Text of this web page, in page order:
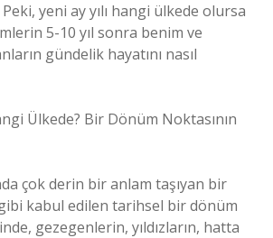
yeni ay yılı hangi ülkede olursa
5-10 yıl sonra benim ve
gündelik hayatını nasıl
Ülkede? Bir Dönüm Noktasının
çok derin bir anlam taşıyan bir
gibi kabul edilen tarihsel bir dönüm
gezegenlerin, yıldızların, hatta